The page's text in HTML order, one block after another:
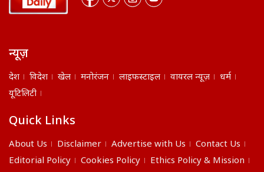
न्यूज़
देश विदेश खेल मनोरंजन लाइफस्टाइल वायरल न्यूज़
धर्म
यूटिलिटी
Quick Links
About Us Disclaimer Advertise with Us
Contact Us
Editorial Policy
Cookies Policy
Ethics Policy & Mission